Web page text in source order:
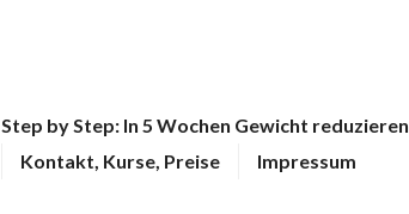
Step by Step: In 5 Wochen Gewicht reduzieren
Kontakt, Kurse, Preise
Impressum